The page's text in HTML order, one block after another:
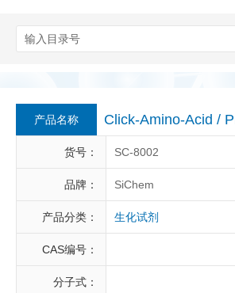
Berry & Associates
LGC Maine
Abbexa
产品名称 Click-Amino-Acid /
货号： SC-8002
品牌： SiChem
产品分类： 生化试剂
CAS编号：
分子式：